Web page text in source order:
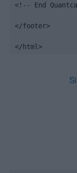
<!-- End
</footer>
</html>